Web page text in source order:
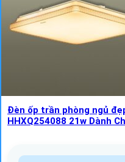
Đèn ốp trần phòng ngủ
HHXQ254088 21w Dành